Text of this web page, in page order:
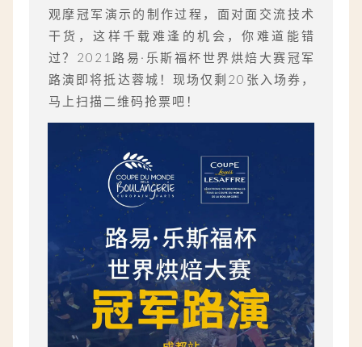
观摩冠军演示的制作过程，面对面交流技术
干货，这样千载难逢的机会，你难道能错
过？2021路易·乐斯福杯世界烘焙大赛冠军
路演即将抵达蓉城！现场仅剩20张入场券，
马上扫描二维码抢票吧！